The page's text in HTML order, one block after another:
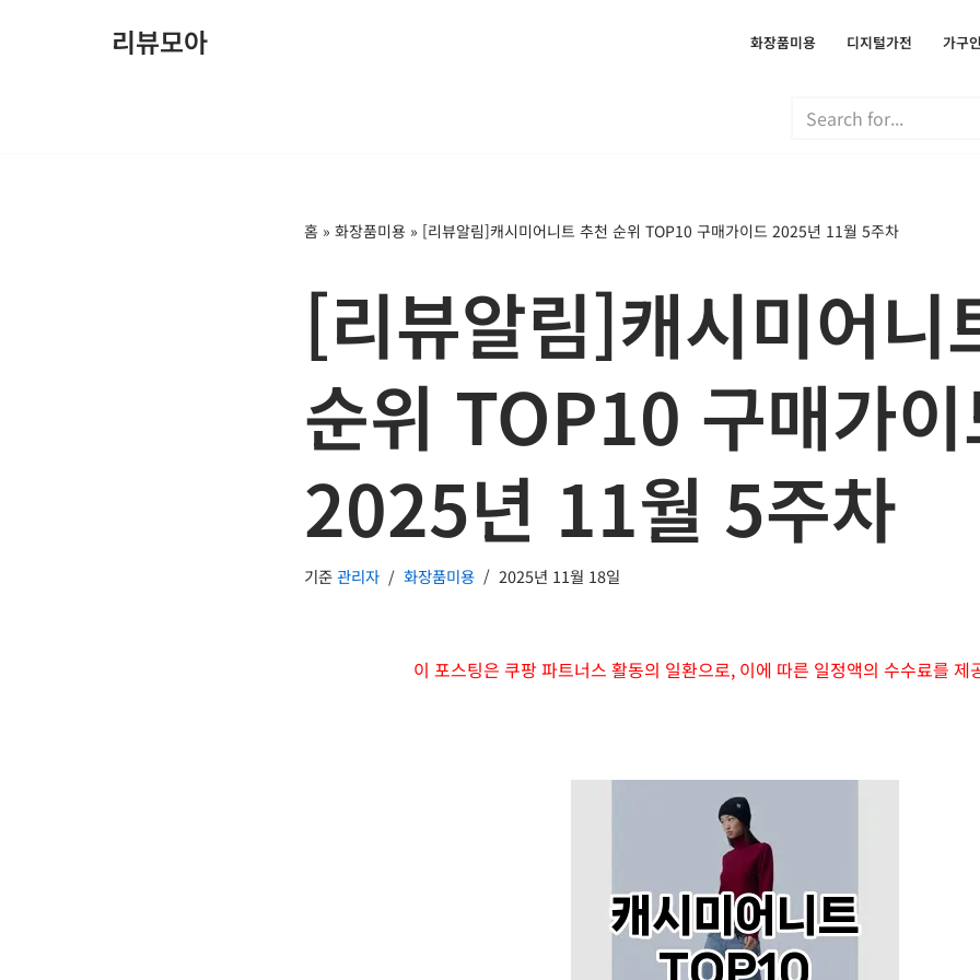
리뷰모아 화장품미용 디지털가전 가구
홈 » 화장품미용 » [리뷰알림]캐시미어니트 추천 순위 TOP10 구매가이드 2025년 11월 5주차
[리뷰알림]캐시미어니
순위 TOP10 구매가이
2025년 11월 5주차
기준관리자 화장품미용 2025년 11월 18일
이 포스팅은 쿠팡 파트너스 활동의 일환으로, 이에 따른 일정액의 수수료를 제